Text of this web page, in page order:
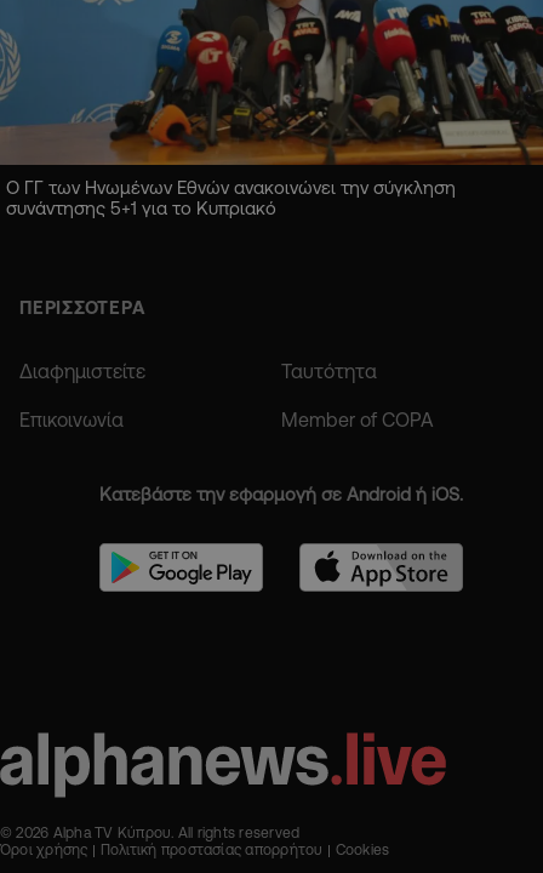
Ο ΓΓ των Ηνωμένων Εθνών ανακοινώνει την σύγκληση
συνάντησης 5+1 για το Κυπριακό
ΠΕΡΙΣΣΟΤΕΡΑ
Διαφημιστείτε Ταυτότητα
Επικοινωνία Member of COPA
Κατεβάστε την εφαρμογή σε Android ή iOS.
© 2026 Alpha TV Κύπρου. All rights reserved
Όροι χρήσης
Πολιτική προστασίας απορρήτου Cookies